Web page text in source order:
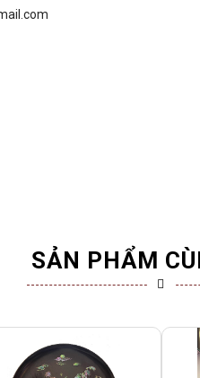
SẢN PHẨM